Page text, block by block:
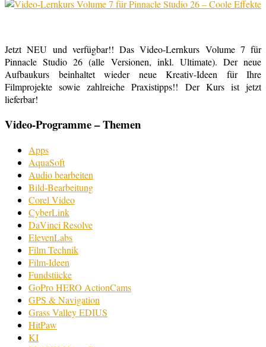
Jetzt NEU und verfügbar!! Das Video-Lernkurs Volume 7 für
Pinnacle Studio 26 (alle Versionen, inkl. Ultimate). Der neue
Aufbaukurs beinhaltet wieder neue Kreativ-Ideen für Ihre
Filmprojekte sowie zahlreiche Praxistipps!! Der Kurs ist jetzt
lieferbar!
Video-Programme – Themen
Apps
AquaSoft
Audio bearbeiten
Bild-Bearbeitung
Corel Video
CyberLink
DaVinci Resolve
ElevenLabs
Film Technik
Film-Ideen
Fundstücke
GoPro HERO ActionCams
GPS & Navigation
Grass Valley EDIUS
HitPaw
KI